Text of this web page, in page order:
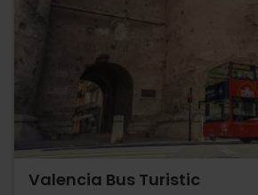
Valencia Bus Turistic